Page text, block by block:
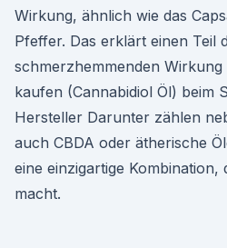
Wirkung, ähnlich wie das
Pfeffer. Das erklärt einen Teil
schmerzhemmenden Wirkung
kaufen (Cannabidiol Öl) beim
Hersteller Darunter zählen
auch CBDA oder ätherische
eine einzigartige Kombination,
macht.